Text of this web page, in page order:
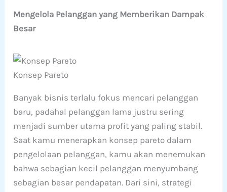
Mengelola Pelanggan yang Memberikan Dampak
Besar
Konsep Pareto
Banyak bisnis terlalu fokus mencari pelanggan
baru, padahal pelanggan lama justru sering
menjadi sumber utama profit yang paling stabil.
Saat kamu menerapkan konsep pareto dalam
pengelolaan pelanggan, kamu akan menemukan
bahwa sebagian kecil pelanggan menyumbang
sebagian besar pendapatan. Dari sini, strategi